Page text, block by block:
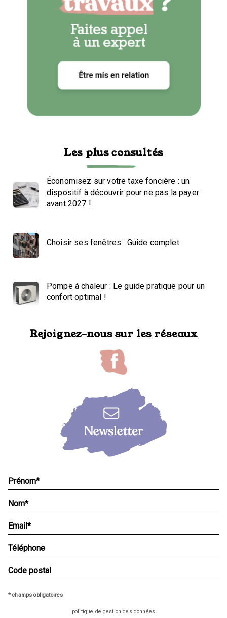
Les plus consultés
Économisez sur votre taxe foncière : un
dispositif à découvrir pour ne pas la payer
avant 2027 !
Choisir ses fenêtres : Guide complet
Pompe à chaleur : Le guide pratique pour un
confort optimal !
Rejoignez-nous sur les réseaux
* champs obligatoires
politique de gestion des données